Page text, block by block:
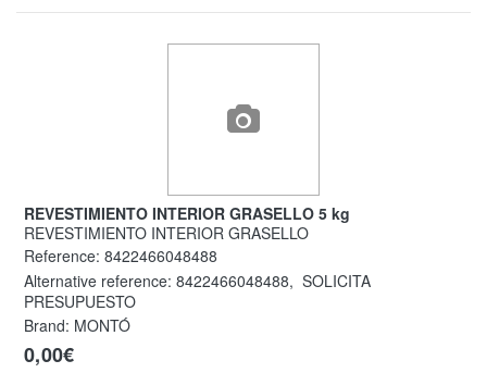
REVESTIMIENTO INTERIOR GRASELLO 5 kg
REVESTIMIENTO INTERIOR GRASELLO
Reference: 8422466048488
Alternative reference: 8422466048488, SOLICITA
PRESUPUESTO
Brand: MONTÓ
0,00€